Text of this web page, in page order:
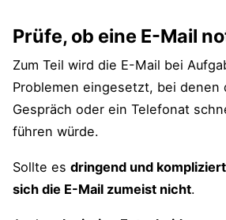
Prüfe, ob eine E-Mail
Zum Teil wird die E-Mail bei
Problemen eingesetzt, bei denen
Gespräch oder ein Telefonat
führen würde.
Sollte es dringend und kompliziert
sich die E-Mail zumeist nicht.